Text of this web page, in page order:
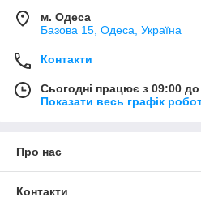
м. Одеса
Базова 15, Одеса, Україна
Контакти
Сьогодні працює з 09:00
Показати весь графік
Про нас
Контакти